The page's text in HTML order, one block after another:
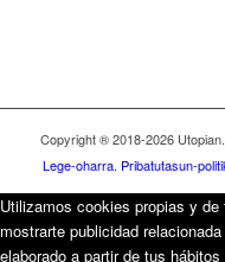
Copyright ® 2018-2026 Utopian.
Lege-oharra. Pribatutasun-
Utilizamos cookies propias y
mostrarte publicidad
elaborado a partir de tus